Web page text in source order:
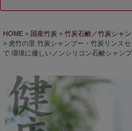
HOME 国産竹炭
竹炭石鹸／竹炭シャ
虎竹の里 竹炭シャンプー・竹炭リンス
で 環境に優しいノンシリコン石鹸シャン